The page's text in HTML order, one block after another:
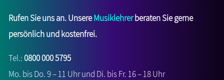
Rufen Sie uns an. UnsereMusiklehrerberaten Sie gerne
persönlich und kostenfrei.
Tel.:0800 000 5795
Mo. bis Do. 9 – 11 Uhr und Di. bis Fr. 16 – 18 Uhr